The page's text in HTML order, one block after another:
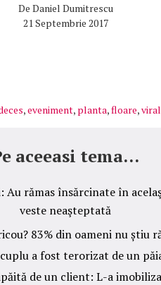
De Daniel Dumitrescu
21 Septembrie 2017
,eveniment, planta,floare,viral
aceeasi tema...
Au rămas însărcinate în
veste neaşteptată
83% din oameni nu știu
a fost terorizat de un
de un client: L-a